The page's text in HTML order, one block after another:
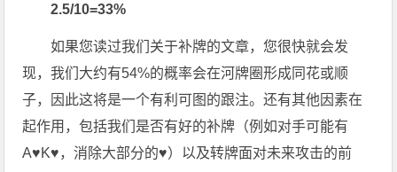
2.5/10=33%
如果您读过我们关于补牌的文章，您很快就会发
现，我们大约有54%的概率会在河牌圈形成同花或顺
子，因此这将是一个有利可图的跟注。还有其他因素在
起作用，包括我们是否有好的补牌（例如对手可能有
A♥K♥，消除大部分的♥）以及转牌面对未来攻击的前